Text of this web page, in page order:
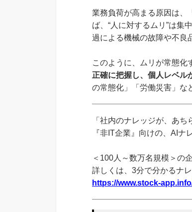
業務負荷が高まる原因は、
ば、“人に対するムリ”は集
過による機械の故障や不良
このように、ムリが常態化
正確に把握し、個人レベル
の常態化」「労働災害」な
「社内のナレッジが、あち
『非IT企業』向けの、AIナ
＜100人～数万名規模＞の
詳しくは、3分で分かるナ
https://www.stock-